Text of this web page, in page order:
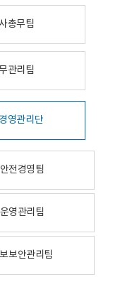
총무팀
관리팀
영관리단
안전경영팀
운영관리팀
보안관리팀